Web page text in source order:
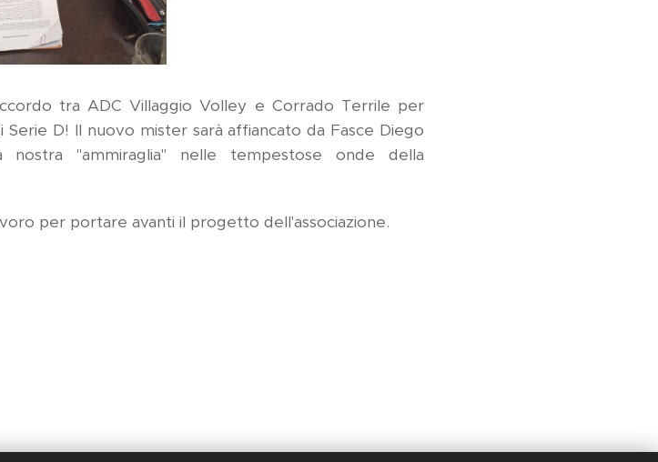
tra ADC Villaggio Volley e Corrado Terrile per
D! Il nuovo mister sarà affiancato da Fasce Diego
"ammiraglia" nelle tempestose onde della
per portare avanti il progetto dell'associazione.